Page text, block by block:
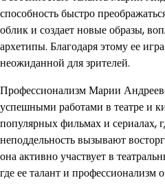
способность быстро
облик и создает новые образы,
архетипы. Благодаря этому ее
неожиданной для зрителей.
Профессионализм Марии
успешными работами в театре и
популярных фильмах и сериалах,
неподдельность вызывают
она активно участвует в
где ее талант и профессионализм